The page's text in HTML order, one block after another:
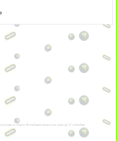
и спорта Республики Казахстан срок до 27 сентября